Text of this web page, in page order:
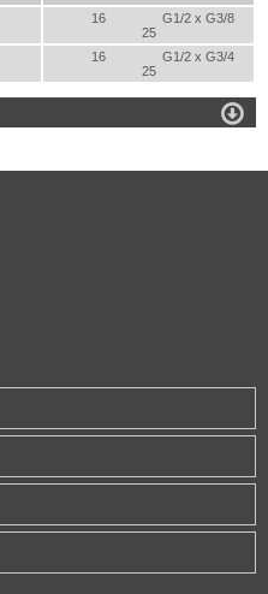
16
G1/2 x G3/8
25
16
G1/2 x G3/4
25
